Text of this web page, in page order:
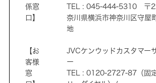
係窓
口】
TEL : 045-444-5310 〒
奈川県横浜市神奈川区守屋
地
【お
客様
窓
JVCケンウッドカスタマー
ー
TEL : 0120-2727-87（固